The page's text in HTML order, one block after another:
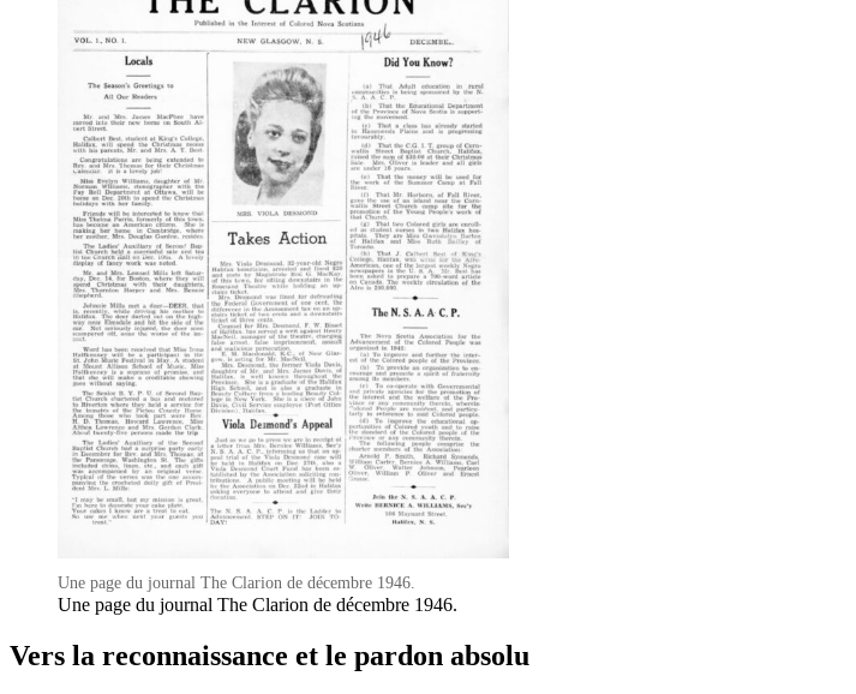
Une page du journal The Clarion de décembre 1946.
Une page du journal The Clarion de décembre 1946.
Vers la reconnaissance et le pardon absolu